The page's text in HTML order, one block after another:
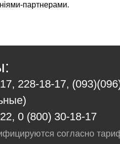
партнерами.
228-18-17,
0 (800) 30-18-17
согласно